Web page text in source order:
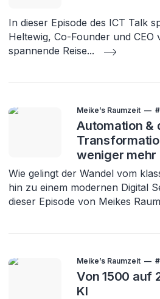
In dieser Episode des ICT Talk
Heltewig, Co-Founder und CEO
spannende Reise...
Meike’s Raumzeit
Automation &
weniger mehr
Wie gelingt der Wandel vom
hin zu einem modernen Digital
dieser Episode von Meikes
Meike’s Raumzeit
Von 1500 auf
KI